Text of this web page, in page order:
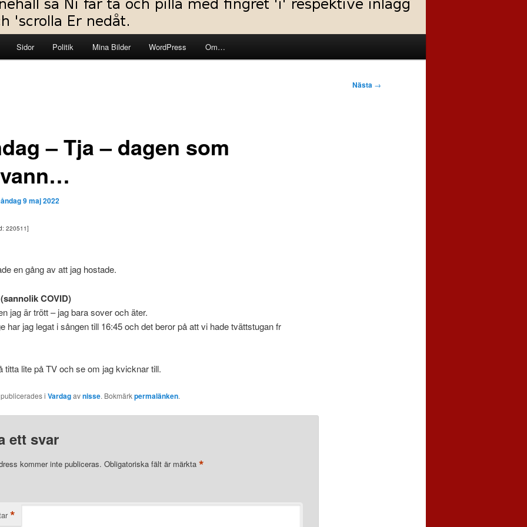
Sidor Politik Mina Bilder WordPress Om…
Nästa →
– Tja – dagen som
9 maj 2022
220511]
en gång av att jag hostade.
COVID)
jag är trött – jag bara sover och äter.
har jag legat i sången till 16:45 och det beror på att vi hade tvättstugan fr
titta lite på TV och se om jag kvicknar till.
i Vardagavnisse. Bokmärkpermalänken.
ett svar
kommer inte publiceras. Obligatoriska fält är märkta *
*